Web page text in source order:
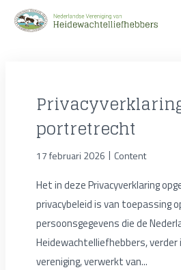
portretrecht
17 februari 2026 | Content
Het in deze Privacyverklaring
privacybeleid is van toepassing
persoonsgegevens die de
Heidewachtelliefhebbers, verder
vereniging, verwerkt van...